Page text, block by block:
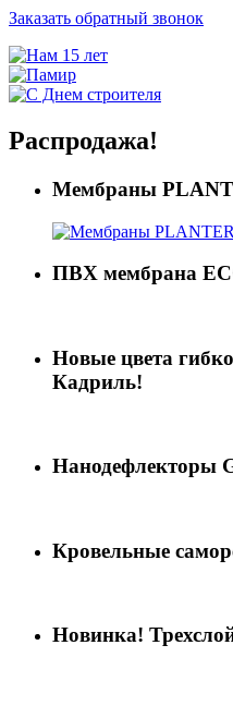
Заказать обратный звонок
Распродажа!
Мембраны
ПВХ мембрана
Новые цвета
Кадриль!
Нанодефлекторы
Кровельные
Новинка!